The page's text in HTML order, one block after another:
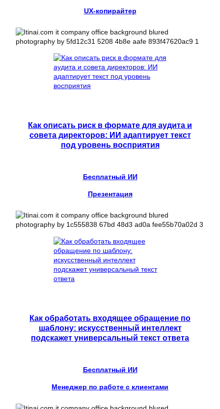
UX-копирайтер
Как описать риск в формате для аудита и
совета директоров: ИИ адаптирует текст
под уровень восприятия
Бесплатный ИИ
Презентация
Как обработать входящее обращение по
шаблону: искусственный интеллект
подскажет универсальный текст ответа
Бесплатный ИИ
Менеджер по работе с клиентами